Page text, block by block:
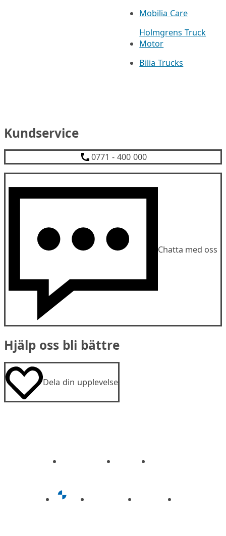
Mobilia Care
Holmgrens Truck
Motor
Bilia Trucks
Kundservice
0771 - 400 000
Chatta med oss
Hjälp oss bli bättre
Dela din upplevelse